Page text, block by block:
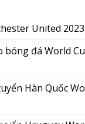
United
bóng đá World
Hàn Quốc